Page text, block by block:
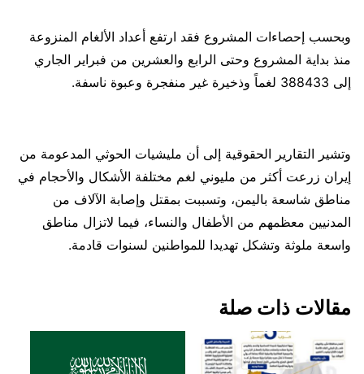
وبحسب إحصاءات المشروع فقد ارتفع أعداد الألغام المنزوعة
منذ بداية المشروع وحتى الرابع والعشرين من فبراير الجاري
إلى 388433 لغماً وذخيرة غير منفجرة وعبوة ناسفة.
وتشير التقارير الحقوقية إلى أن مليشيات الحوثي المدعومة من
إيران زرعت أكثر من مليوني لغم مختلفة الأشكال والأحجام في
مناطق شاسعة باليمن، وتسببت بمقتل وإصابة الآلاف من
المدنيين معظمهم من الأطفال والنساء، فيما لاتزال مناطق
واسعة ملوثة وتشكل تهديدا للمواطنين لسنوات قادمة.
مقالات ذات صلة